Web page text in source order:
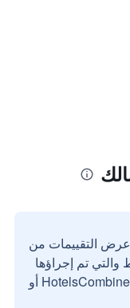
التقييمات من
تم إجراؤها
بواسطة مستخدمين حقيقيين مع HotelsCombined أو